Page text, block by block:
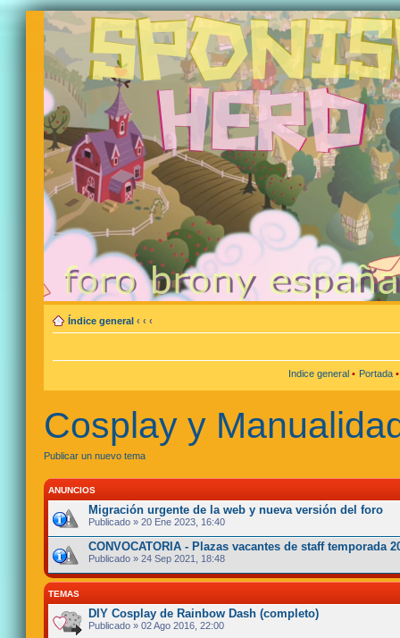
Índice general ‹ ‹ ‹
Indice general • Portada
Cosplay y
Publicar un nuevo tema
ANUNCIOS
Migración urgente de la web y nueva versión del foro
Publicado » 20 Ene 2023, 16:40
CONVOCATORIA - Plazas vacantes de staff temporada
Publicado » 24 Sep 2021, 18:48
TEMAS
DIY Cosplay de Rainbow Dash (completo)
Publicado » 02 Ago 2016, 22:00